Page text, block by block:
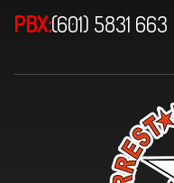
PBX:(601) 5831 663